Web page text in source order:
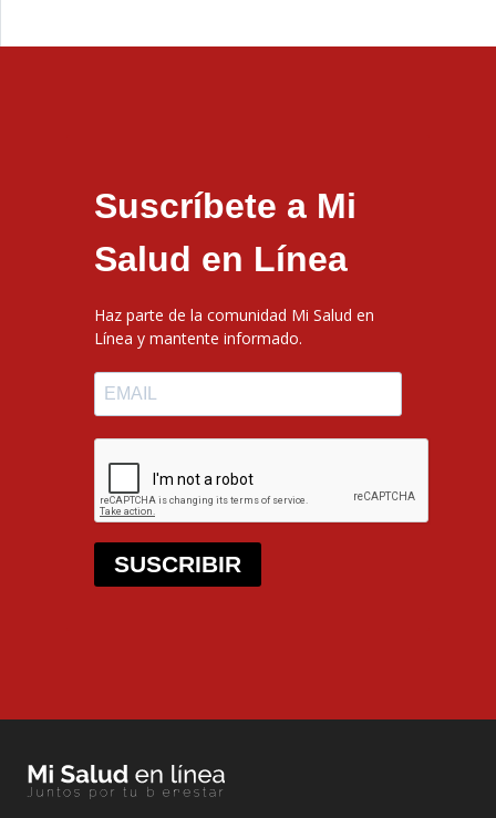
Suscríbete a Mi
Salud en Línea
Haz parte de la comunidad Mi Salud en
Línea y mantente informado.
SUSCRIBIR